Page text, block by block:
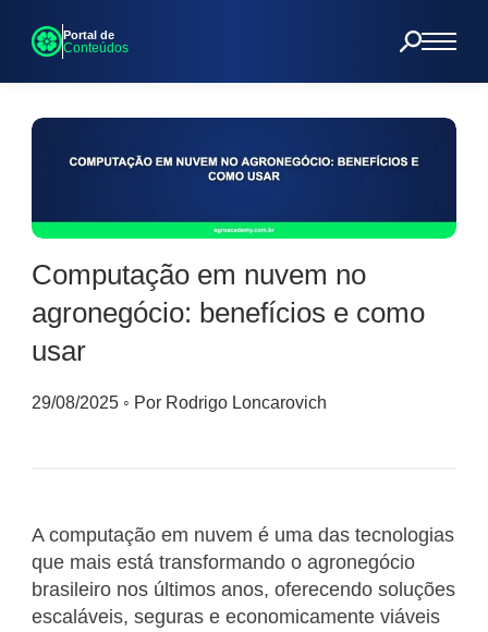
Portal de
Conteúdos
Computação em nuvem no
agronegócio: benefícios e como
usar
29/08/2025 ◦ Por Rodrigo Loncarovich
A computação em nuvem é uma das tecnologias
que mais está transformando o agronegócio
brasileiro nos últimos anos, oferecendo soluções
escaláveis, seguras e economicamente viáveis